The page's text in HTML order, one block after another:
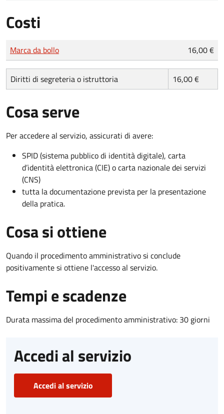
Costi
Tipo di pagamento
Importo
Marca da bollo 16,00 €
Diritti di segreteria o istruttoria 16,00 €
Cosa serve
Per accedere al servizio, assicurati di avere:
SPID (sistema pubblico di identità digitale), carta
d’identità elettronica (CIE) o carta nazionale dei servizi
(CNS)
tutta la documentazione prevista per la presentazione
della pratica.
Cosa si ottiene
Quando il procedimento amministrativo si conclude
positivamente si ottiene l'accesso al servizio.
Tempi e scadenze
Durata massima del procedimento amministrativo: 30 giorni
Accedi al servizio
Accedi al servizio